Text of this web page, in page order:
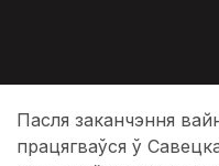
Пасля заканчэння
працягваўся ў